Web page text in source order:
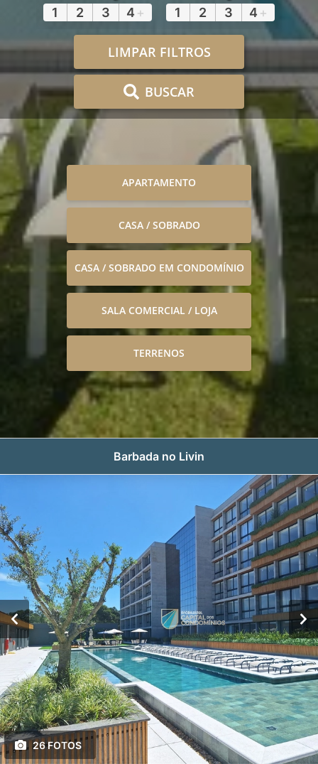
1 2 3 4 + 1 2 3 4 +
LIMPAR FILTROS
BUSCAR
APARTAMENTO
CASA / SOBRADO
CASA / SOBRADO EM CONDOMÍNIO
SALA COMERCIAL / LOJA
TERRENOS
Barbada no Livin
26 FOTOS